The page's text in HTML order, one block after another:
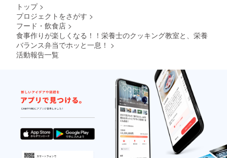
さいま
せ。 開
市、伊
勢原
市、厚
木市、
平塚市
あたり
で考え
ており
ますの
で、ご
支援い
トップ >
プロジェクトをさがす >
フード・飲食店 >
食事作りが楽しくなる！！栄養士のクッキング教室と、栄養
バランス弁当でホッと一息！ >
活動報告一覧